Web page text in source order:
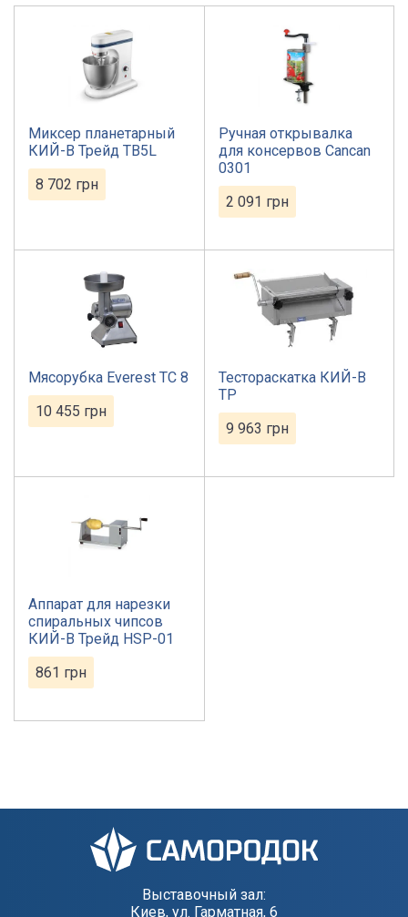
Миксер планетарный
КИЙ-В Трейд TB5L
8 702 грн
Ручная открывалка
для консервов Cancan
0301
2 091 грн
Мясорубка Everest TС 8
10 455 грн
Тестораскатка КИЙ-В
ТР
9 963 грн
Аппарат для нарезки
спиральных чипсов
КИЙ-В Трейд HSP-01
861 грн
Выставочный зал:
Киев, ул. Гарматная, 6